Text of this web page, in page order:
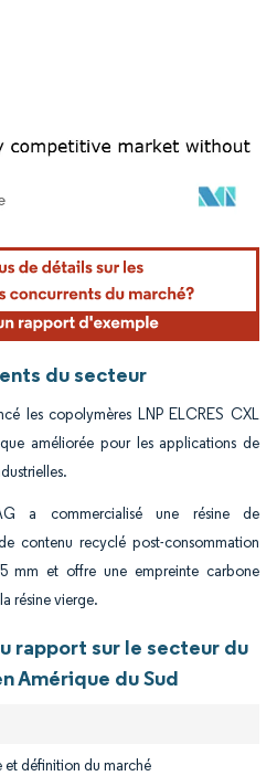
nécessite une attribution sous CC BY
du secteur
les copolymères LNP ELCRES CXL
améliorée pour les applications de
a commercialisé une résine de
contenu recyclé post-consommation
mm et offre une empreinte carbone
résine vierge.
rapport sur le secteur du
Amérique du Sud
et définition du marché